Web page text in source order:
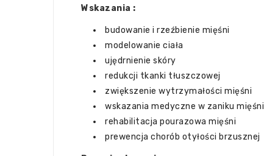
Wskazania :
budowanie i rzeźbienie mięśni
modelowanie ciała
ujędrnienie skóry
redukcji tkanki tłuszczowej
zwiększenie wytrzymałości mięśni
wskazania medyczne w zaniku mięśni
rehabilitacja pourazowa mięśni
prewencja chorób otyłości brzusznej